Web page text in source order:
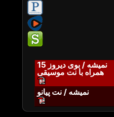
نمیشه / بوی دیروز 15
همراه با نت موسیقی
نمیشه / نت پیانو